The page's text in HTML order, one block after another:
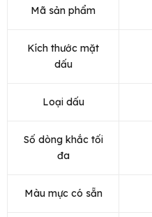
Mã sản phẩm
Kích thước mặt
dấu
Loại dấu
Số dòng khắc tối
đa
Màu mực có sẵn